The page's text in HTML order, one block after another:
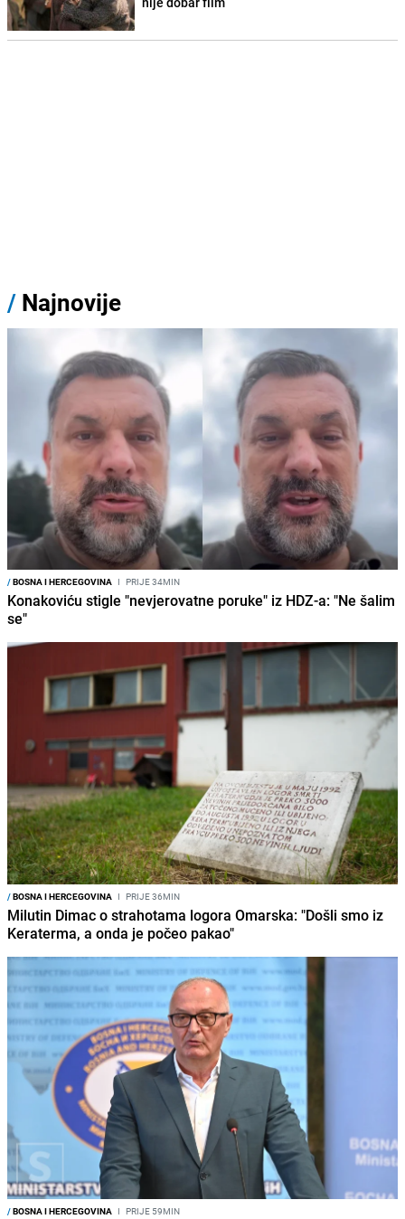
/ Najnovije
/BOSNA I HERCEGOVINA I PRIJE 34MIN
Konakoviću stigle "nevjerovatne poruke" iz HDZ-a: "Ne šalim
se"
/BOSNA I HERCEGOVINA I PRIJE 36MIN
Milutin Dimac o strahotama logora Omarska: "Došli smo iz
Keraterma, a onda je počeo pakao"
/BOSNA I HERCEGOVINA I PRIJE 59MIN